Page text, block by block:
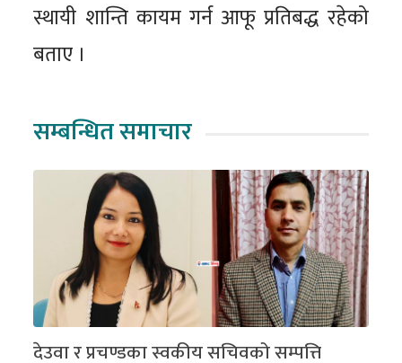
स्थायी शान्ति कायम गर्न आफू प्रतिबद्ध रहेको
बताए ।
सम्बन्धित समाचार
देउवा र प्रचण्डका स्वकीय सचिवको सम्पत्ति